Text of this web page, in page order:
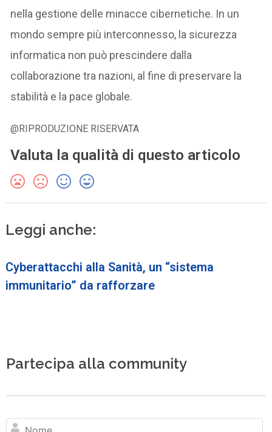
nella gestione delle minacce cibernetiche. In un
mondo sempre più interconnesso, la sicurezza
informatica non può prescindere dalla
collaborazione tra nazioni, al fine di preservare la
stabilità e la pace globale.
@RIPRODUZIONE RISERVATA
Valuta la qualità di questo articolo
Leggi anche:
Cyberattacchi alla Sanità, un “sistema
immunitario” da rafforzare
Partecipa alla community